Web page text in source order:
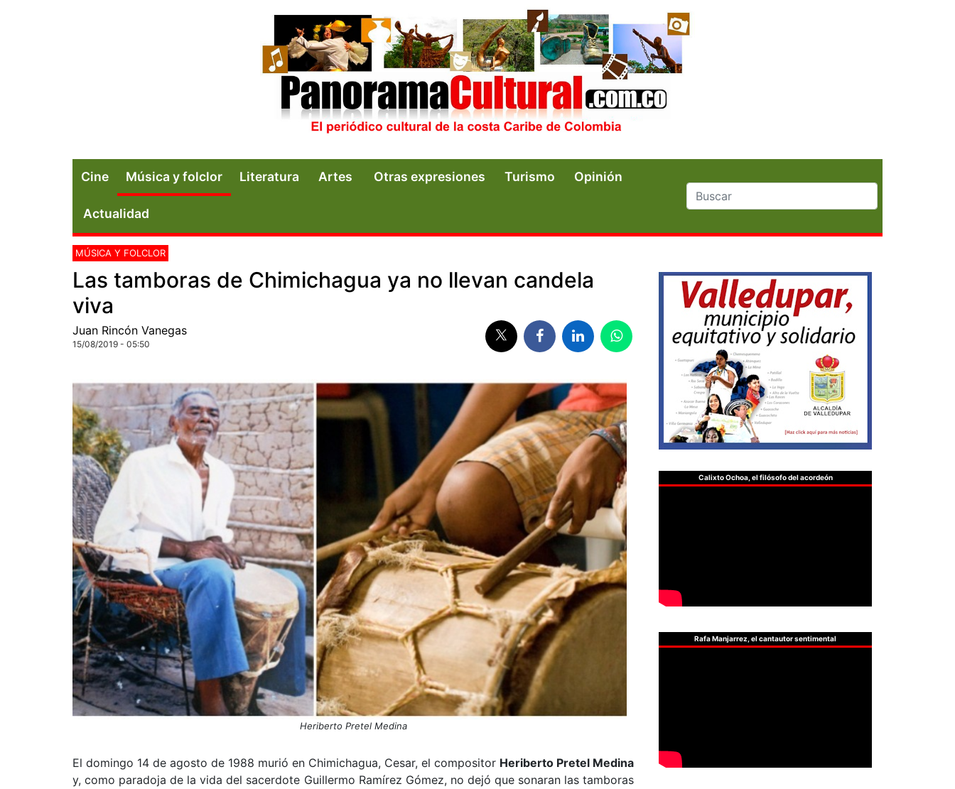
Cine Música y folclor Literatura Artes Otras expresiones Turismo Opinión
Actualidad
MÚSICA Y FOLCLOR
Las tamboras de Chimichagua ya no llevan candela
viva
Juan Rincón Vanegas
15/08/2019 - 05:50
Heriberto Pretel Medina
El domingo 14 de agosto de 1988 murió en Chimichagua, Cesar, el compositor Heriberto Pretel Medina
y, como paradoja de la vida del sacerdote Guillermo Ramírez Gómez, no dejó que sonaran las tamboras
Calixto Ochoa, el filósofo del acordeón
Rafa Manjarrez, el cantautor sentimental